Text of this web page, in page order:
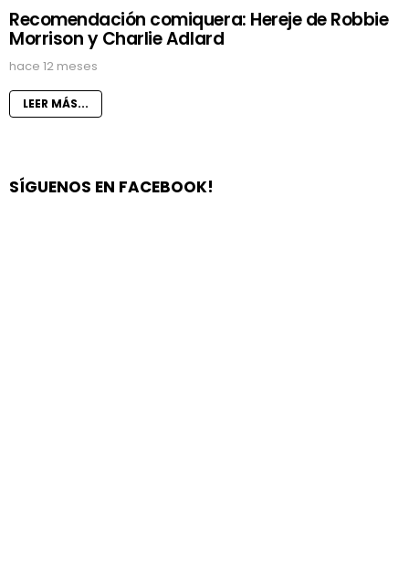
Recomendación comiquera: Hereje de Robbie
Morrison y Charlie Adlard
hace 12 meses
LEER MÁS...
SÍGUENOS EN FACEBOOK!